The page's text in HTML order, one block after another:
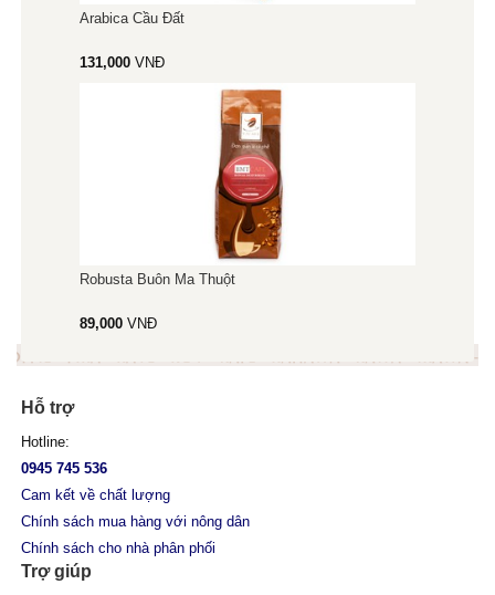
Arabica Cầu Đất
131,000 VNĐ
Robusta Buôn Ma Thuột
89,000 VNĐ
Hỗ trợ
Hotline:
0945 745 536
Cam kết về chất lượng
Chính sách mua hàng với nông dân
Chính sách cho nhà phân phối
Trợ giúp